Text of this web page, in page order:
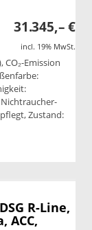
31.345,– €
incl. 19% MwSt.
Emission
Zustand:
R-Line,
ACC,